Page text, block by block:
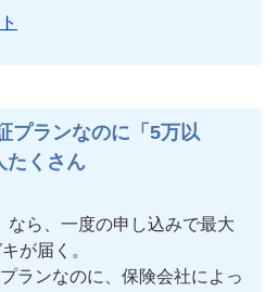
プランなのに「5万以
たくさん
なら、一度の申し込みで最大
が届く。
ランなのに、保険会社によっ